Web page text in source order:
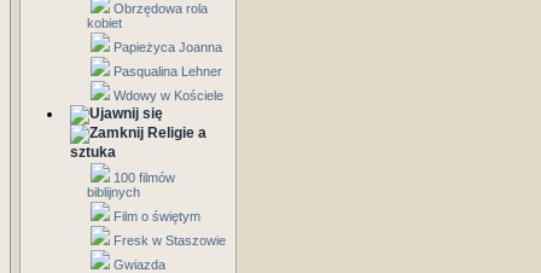
Obrzędowa rola
kobiet
Papieżyca Joanna
Pasqualina Lehner
Wdowy w Kościele
Religie a
sztuka
100 filmów
biblijnych
Film o świętym
Fresk w Staszowie
Gwiazda